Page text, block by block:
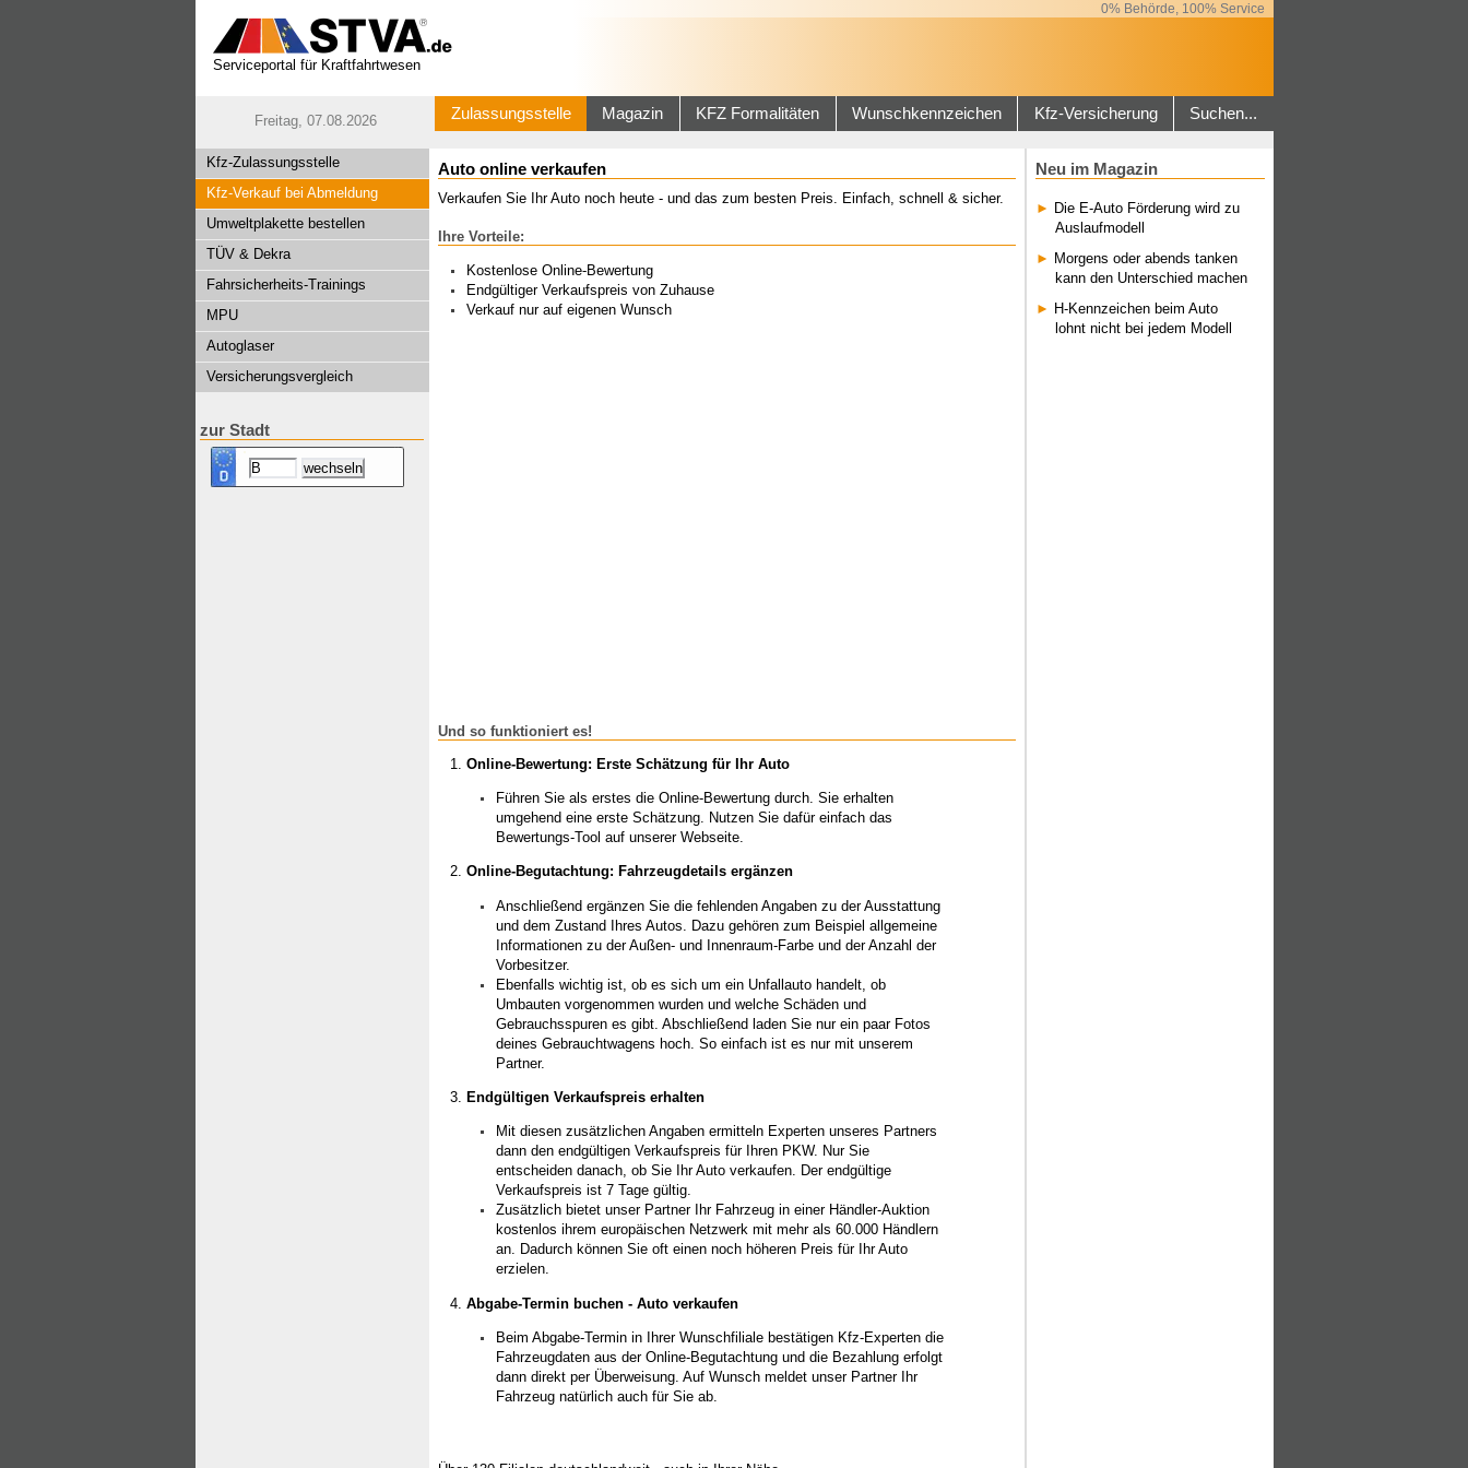
0% Behörde, 100% Service
Serviceportal für Kraftfahrtwesen
Freitag, 07.08.2026 Zulassungsstelle Magazin KFZ Formalitäten Wunschkennzeichen Kfz-Versicherung Suchen...
Kfz-Zulassungsstelle
Kfz-Verkauf bei Abmeldung
Umweltplakette bestellen
TÜV & Dekra
Fahrsicherheits-Trainings
MPU
Autoglaser
Versicherungsvergleich
zur Stadt
Auto online verkaufen
Verkaufen Sie Ihr Auto noch heute - und das zum besten Preis. Einfach, schnell & sicher.
Ihre Vorteile:
Kostenlose Online-Bewertung
Endgültiger Verkaufspreis von Zuhause
Verkauf nur auf eigenen Wunsch
Und so funktioniert es!
Online-Bewertung: Erste Schätzung für Ihr Auto
Führen Sie als erstes die Online-Bewertung durch. Sie erhalten
umgehend eine erste Schätzung. Nutzen Sie dafür einfach das
Bewertungs-Tool auf unserer Webseite.
Online-Begutachtung: Fahrzeugdetails ergänzen
Anschließend ergänzen Sie die fehlenden Angaben zu der Ausstattung
und dem Zustand Ihres Autos. Dazu gehören zum Beispiel allgemeine
Informationen zu der Außen- und Innenraum-Farbe und der Anzahl der
Vorbesitzer.
Ebenfalls wichtig ist, ob es sich um ein Unfallauto handelt, ob
Umbauten vorgenommen wurden und welche Schäden und
Gebrauchsspuren es gibt. Abschließend laden Sie nur ein paar Fotos
deines Gebrauchtwagens hoch. So einfach ist es nur mit unserem
Partner.
Endgültigen Verkaufspreis erhalten
Mit diesen zusätzlichen Angaben ermitteln Experten unseres Partners
dann den endgültigen Verkaufspreis für Ihren PKW. Nur Sie
entscheiden danach, ob Sie Ihr Auto verkaufen. Der endgültige
Verkaufspreis ist 7 Tage gültig.
Zusätzlich bietet unser Partner Ihr Fahrzeug in einer Händler-Auktion
kostenlos ihrem europäischen Netzwerk mit mehr als 60.000 Händlern
an. Dadurch können Sie oft einen noch höheren Preis für Ihr Auto
erzielen.
Abgabe-Termin buchen - Auto verkaufen
Beim Abgabe-Termin in Ihrer Wunschfiliale bestätigen Kfz-Experten die
Fahrzeugdaten aus der Online-Begutachtung und die Bezahlung erfolgt
dann direkt per Überweisung. Auf Wunsch meldet unser Partner Ihr
Fahrzeug natürlich auch für Sie ab.
Neu im Magazin
Die E-Auto Förderung wird zu
Auslaufmodell
Morgens oder abends tanken
kann den Unterschied machen
H-Kennzeichen beim Auto
lohnt nicht bei jedem Modell